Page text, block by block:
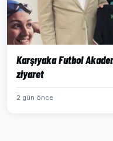
Karşıyaka Futbol
ziyaret
2 gün önce